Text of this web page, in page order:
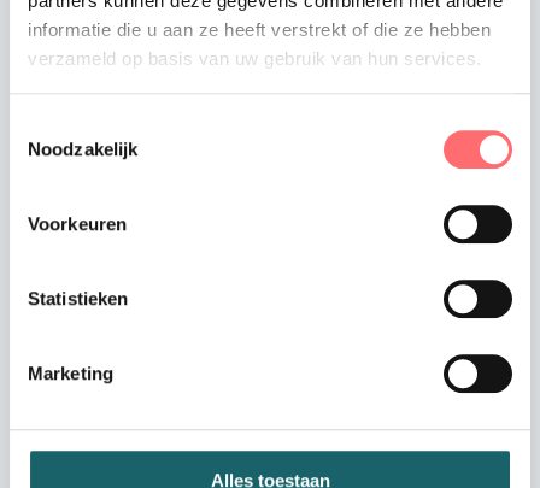
informatie die u aan ze heeft verstrekt of die ze hebben
verzameld op basis van uw gebruik van hun services.
Noodzakelijk
Voorkeuren
Statistieken
Marketing
Alles toestaan
Stop dit product dan in je winkelmandje en
Productinformatie
Basic dames t-shirt met